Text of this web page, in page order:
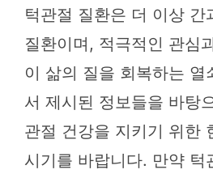
턱관절 질환은 더 이상 간
질환이며, 적극적인 관심
이 삶의 질을 회복하는 열
서 제시된 정보들을 바탕
관절 건강을 지키기 위한
시기를 바랍니다. 만약 턱